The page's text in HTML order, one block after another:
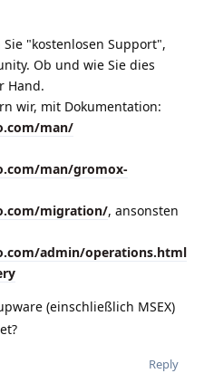
"kostenlosen Support",
Ob und wie Sie dies
Hand.
wir, mit Dokumentation:
man/
man/gromox-
migration/, ansonsten
admin/operations.html
(einschließlich MSEX)
Reply